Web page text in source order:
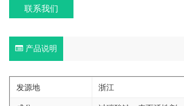
联系我们
产品说明
发源地 浙江